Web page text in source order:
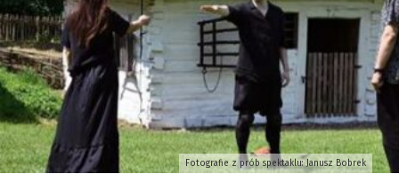
Fotografie z prób spektaklu: Janusz Bobrek